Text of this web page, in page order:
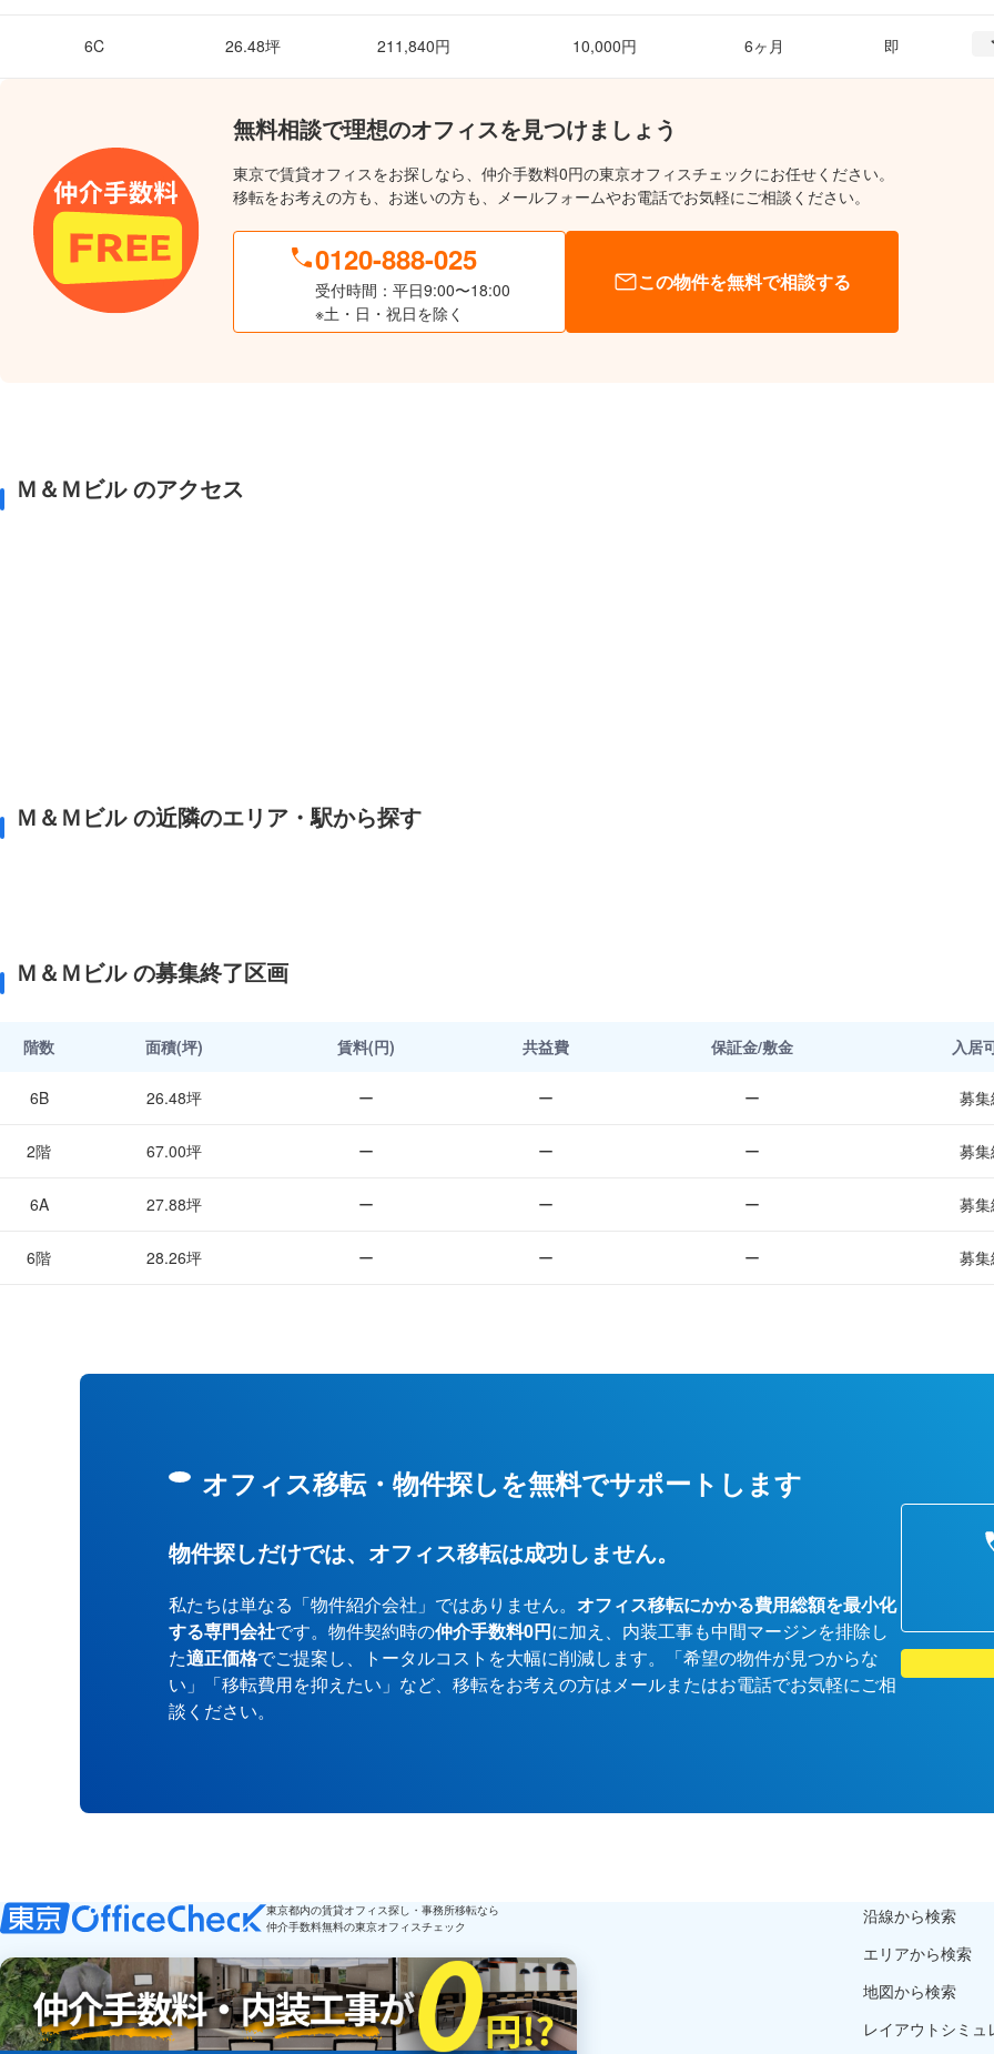
6C 26.48坪 211,840円 10,000円 6ヶ月 即
無料相談で理想のオフィスを見つけましょう
東京で賃貸オフィスをお探しなら、仲介手数料0円の東京オフィスチェックにお任せください。
移転をお考えの方も、お迷いの方も、メールフォームやお電話でお気軽にご相談ください。
0120-888-025
受付時間：平日9:00〜18:00
※土・日・祝日を除く
この物件を無料で相談する
Ｍ＆Ｍビル のアクセス
Ｍ＆Ｍビル の近隣のエリア・駅から探す
Ｍ＆Ｍビル の募集終了区画
階数 面積(坪) 賃料(円) 共益費 保証金/敷金 入居
6B 26.48坪 ー ー ー 募
2階 67.00坪 ー ー ー 募
6A 27.88坪 ー ー ー 募
6階 28.26坪 ー ー ー 募
オフィス移転・物件探しを無料でサポートします
物件探しだけでは、オフィス移転は成功しません。
私たちは単なる「物件紹介会社」ではありません。 オフィス移転にかかる費用総額を最小化
する専門会社です。物件契約時の仲介手数料0円に加え、内装工事も中間マージンを排除し
た適正価格でご提案し、トータルコストを大幅に削減します。「希望の物件が見つからな
い」「移転費用を抑えたい」など、移転をお考えの方はメールまたはお電話でお気軽にご相
談ください。
東京都内の賃貸オフィス探し・事務所移転なら
仲介手数料無料の東京オフィスチェック
沿線から検索
エリアから検索
地図から検索
レイアウトシミュ